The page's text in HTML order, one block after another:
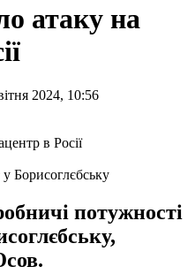
атаку на
2024, 10:56
Борисоглєбську
потужності